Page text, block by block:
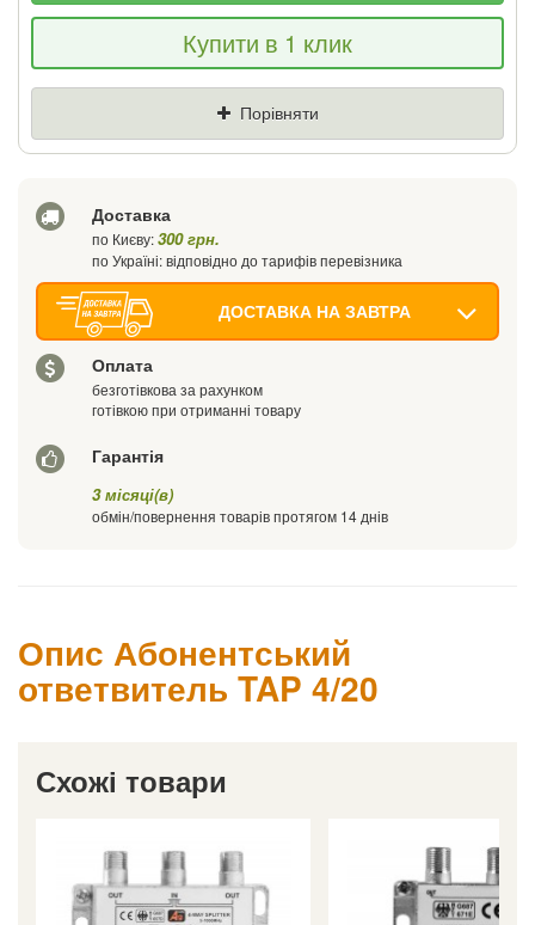
Якщо Ви знайдете товар дешевше - ми
знизимо ціну і подаруємо % від різниці
Купити в 1 клик
Порівняти
Доставка
по Києву:300 грн.
по Україні: відповідно до тарифів перевізника
ДОСТАВКА НА ЗАВТРА
Оплата
безготівкова за рахунком
готівкою при отриманні товару
Гарантія
3 місяці(в)
обмін/повернення товарів протягом 14 днів
Опис Абонентський
ответвитель TAP 4/20
Схожі товари